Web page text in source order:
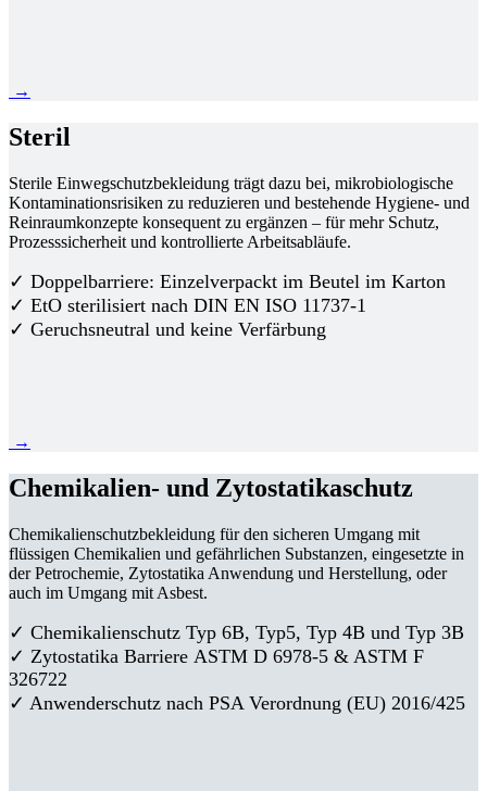
→
Steril
Sterile Einwegschutzbekleidung trägt dazu bei, mikrobiologische
Kontaminationsrisiken zu reduzieren und bestehende Hygiene- und
Reinraumkonzepte konsequent zu ergänzen – für mehr Schutz,
Prozesssicherheit und kontrollierte Arbeitsabläufe.
✓ Doppelbarriere: Einzelverpackt im Beutel im Karton
✓ EtO sterilisiert nach DIN EN ISO 11737-1
✓ Geruchsneutral und keine Verfärbung
→
Chemikalien- und Zytostatikaschutz
Chemikalienschutzbekleidung für den sicheren Umgang mit
flüssigen Chemikalien und gefährlichen Substanzen, eingesetzte in
der Petrochemie, Zytostatika Anwendung und Herstellung, oder
auch im Umgang mit Asbest.
✓ Chemikalienschutz Typ 6B, Typ5, Typ 4B und Typ 3B
✓ Zytostatika Barriere ASTM D 6978-5 & ASTM F
326722
✓ Anwenderschutz nach PSA Verordnung (EU) 2016/425